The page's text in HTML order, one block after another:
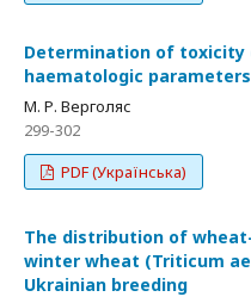
Determination of toxicity
haematologic parameters
М. Р. Верголяс
299-302
PDF (Українська)
The distribution of
winter wheat (Triticum
Ukrainian breeding